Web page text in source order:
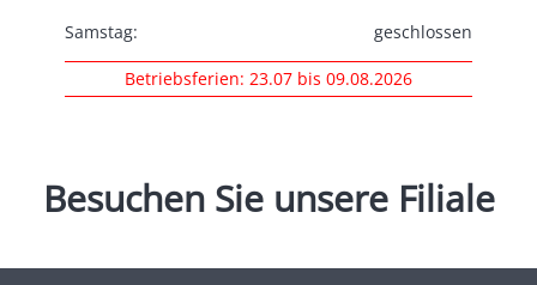
Samstag:
geschlossen
Betriebsferien: 23.07 bis 09.08.2026
Besuchen Sie unsere Filiale